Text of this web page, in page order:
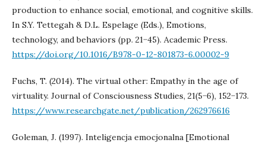
production to enhance social, emotional, and cognitive skills.
In S.Y. Tettegah & D.L. Espelage (Eds.), Emotions,
technology, and behaviors (pp. 21−45). Academic Press.
https://doi.org/10.1016/B978-0-12-801873-6.00002-9
Fuchs, T. (2014). The virtual other: Empathy in the age of
virtuality. Journal of Consciousness Studies, 21(5−6), 152−173.
https://www.researchgate.net/publication/262976616
Goleman, J. (1997). Inteligencja emocjonalna [Emotional